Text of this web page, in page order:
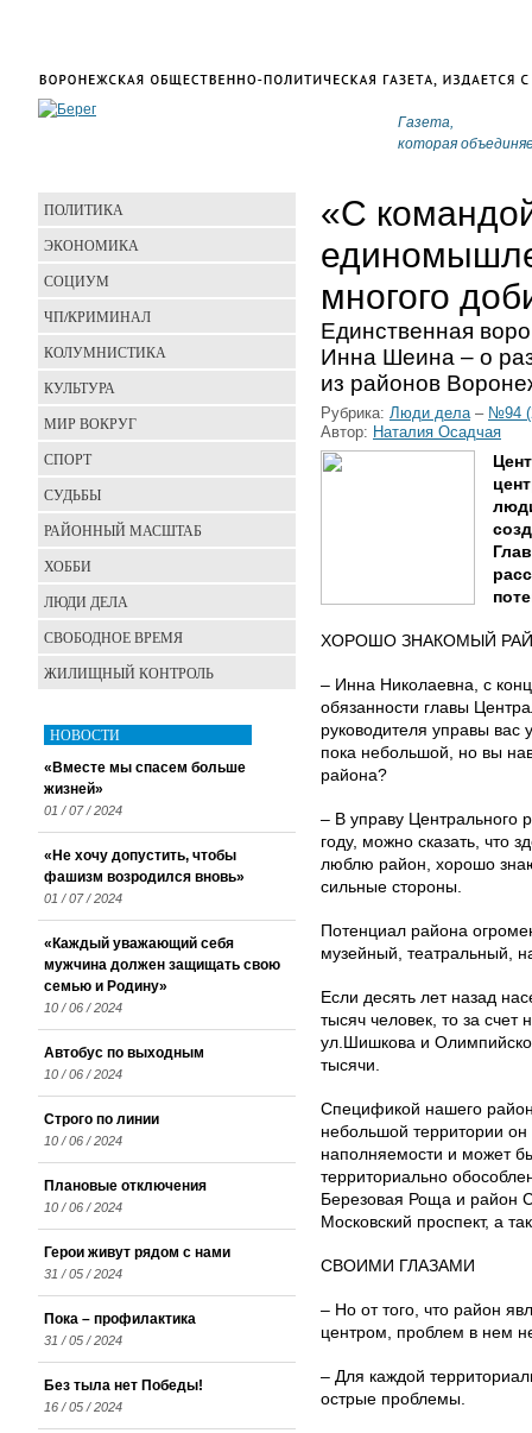
Газета,
которая
«С
многого
Единственная
Инна Шеина – о
из районов
Рубрика: Люди дела– №94
Автор: Наталия Осадчая
ХОРОШО ЗНАКОМЫЙ
– Инна Николаевна, с
обязанности главы
руководителя управы вас
пока небольшой, но вы
района?
– В управу Центрального
году, можно сказать, что
люблю район, хорошо
сильные стороны.
Потенциал района
музейный, театральный,
Если десять лет назад
тысяч человек, то за счет
ул.Шишкова и
тысячи.
Спецификой нашего
небольшой территории он
наполняемости и может
территориально
Березовая Роща и район
Московский проспект, а
СВОИМИ ГЛАЗАМИ
– Но от того, что район
центром, проблем в нем
– Для каждой
острые проблемы.
ПОЛИТИКА
ЭКОНОМИКА
СОЦИУМ
ЧП/КРИМИНАЛ
КОЛУМНИСТИКА
КУЛЬТУРА
МИР ВОКРУГ
СПОРТ
СУДЬБЫ
РАЙОННЫЙ МАСШТАБ
ХОББИ
ЛЮДИ ДЕЛА
СВОБОДНОЕ ВРЕМЯ
ЖИЛИЩНЫЙ КОНТРОЛЬ
НОВОСТИ
«Вместе мы спасем больше
жизней»
01 / 07 / 2024
«Не хочу допустить, чтобы
фашизм возродился вновь»
01 / 07 / 2024
«Каждый уважающий себя
мужчина должен защищать свою
семью и Родину»
10 / 06 / 2024
Автобус по выходным
10 / 06 / 2024
Строго по линии
10 / 06 / 2024
Плановые отключения
10 / 06 / 2024
Герои живут рядом с нами
31 / 05 / 2024
Пока – профилактика
31 / 05 / 2024
Без тыла нет Победы!
16 / 05 / 2024